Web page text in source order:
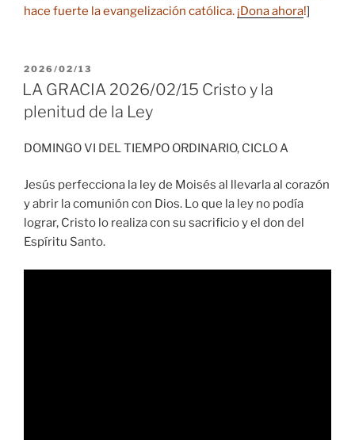
hace fuerte la evangelización católica. ¡Dona ahora!]
PUBLICADO
EL
2026/02/13
LA GRACIA 2026/02/15 Cristo y la
plenitud de la Ley
DOMINGO VI DEL TIEMPO ORDINARIO, CICLO A
Jesús perfecciona la ley de Moisés al llevarla al corazón
y abrir la comunión con Dios. Lo que la ley no podía
lograr, Cristo lo realiza con su sacrificio y el don del
Espíritu Santo.